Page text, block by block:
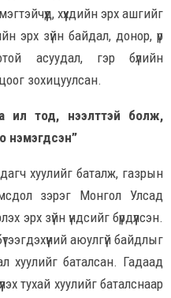
хүүхдийн эрх ашгийг
эрх зүйн байдал, донор, үр
асуудал, гэр бүлийн
зохицуулсан.
ил тод, нээлттэй болж,
нэмэгдсэн”
хуулийг баталж, газрын
зэрэг Монгол Улсад
зүйн үндсийг бүрдүүлсэн.
аюулгүй байдлыг
хуулийг баталсан. Гадаад
тухай хуулийг баталснаар